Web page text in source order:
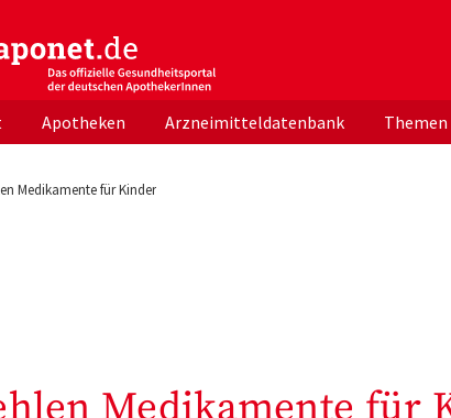
Das offizielle Gesundheitsportal der deutschen
Apotheken Arzneimitteldatenbank Themen
Medikamente für Kinder